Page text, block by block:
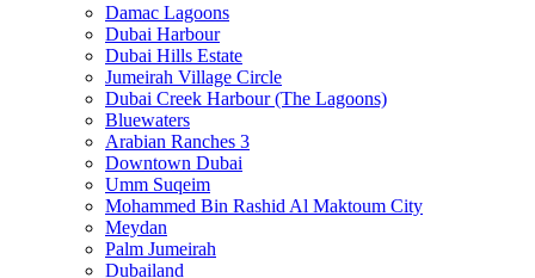
Damac Lagoons
Dubai Harbour
Dubai Hills Estate
Jumeirah Village Circle
Dubai Creek Harbour (The Lagoons)
Bluewaters
Arabian Ranches 3
Downtown Dubai
Umm Suqeim
Mohammed Bin Rashid Al Maktoum City
Meydan
Palm Jumeirah
Dubailand